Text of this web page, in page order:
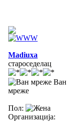
Madiuxa
староседелац
Ван
мреже
Пол:
Организација: